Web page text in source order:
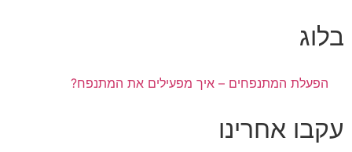
בלוג
הפעלת המתנפחים – איך מפעילים את המתנפח?
עקבו אחרינו